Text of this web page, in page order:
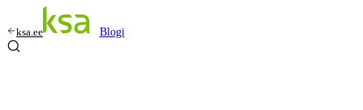
ksa.ee Blogi